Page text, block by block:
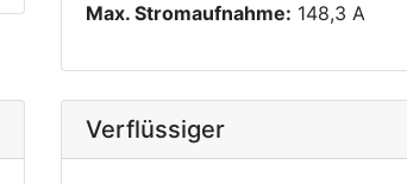
Max. Stromaufnahme: 148,3 A
Verflüssiger